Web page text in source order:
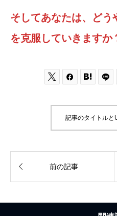
そしてあなたは、どう
を克服していきますか
  
記事のタイトルと
 前の記事